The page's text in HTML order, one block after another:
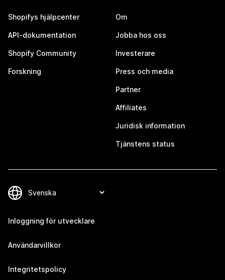
Shopifys hjälpcenter
API-dokumentation
Shopify Community
Forskning
Om
Jobba hos oss
Investerare
Press och media
Partner
Affiliates
Juridisk information
Tjänstens status
Inloggning för utvecklare
Användarvillkor
Integritetspolicy